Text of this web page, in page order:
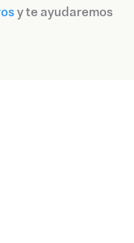
y te ayudaremos